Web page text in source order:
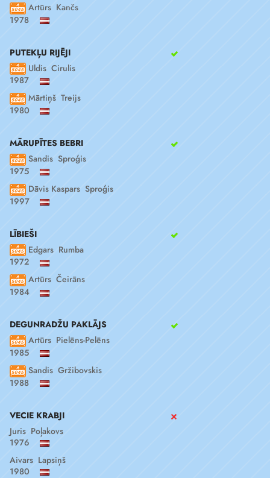
Artūrs Kančs
1978
PUTEKĻU RIJĒJI
Uldis Cirulis
1987
Mārtiņš Treijs
1980
MĀRUPĪTES BEBRI
Sandis Sproģis
1975
Dāvis Kaspars Sproģis
1997
LĪBIEŠI
Edgars Rumba
1972
Artūrs Čeirāns
1984
DEGUNRADŽU PAKLĀJS
Artūrs Pielēns-Pelēns
1985
Sandis Gržibovskis
1988
VECIE KRABJI
Juris Poļakovs
1976
Aivars Lapsiņš
1980